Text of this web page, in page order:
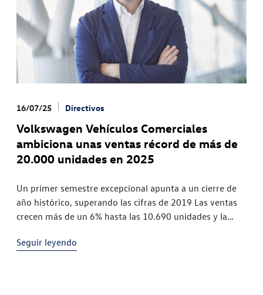
16/07/25 Directivos
Volkswagen Vehículos Comerciales
ambiciona unas ventas récord de más de
20.000 unidades en 2025
Un primer semestre excepcional apunta a un cierre de
año histórico, superando las cifras de 2019 Las ventas
crecen más de un 6% hasta las 10.690 unidades y la
Seguir leyendo